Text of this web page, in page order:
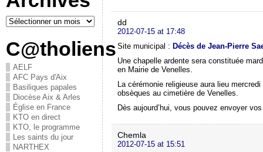
C@tholiens
AELF
AFC Pays d'Aix
Basiliques papales
Diocèse Aix & Arles
Église en France
KTO en direct
KTO, le programme
Les saints du jour
NARTHEX
dd
2012-07-15 at 17:48
Site municipal : Décès de Jean-Pierre
Une chapelle ardente sera constituée
en Mairie de Venelles.
La cérémonie religieuse aura lieu
obsèques au cimetière de Venelles.
Dès aujourd’hui, vous pouvez envoyer
Chemla
2012-07-15 at 15:51